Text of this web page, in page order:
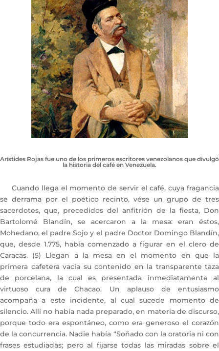
Arístides Rojas fue uno de los primeros escritores venezolanos que divulgó
la historia del café en Venezuela.
Cuando llega el momento de servir el café, cuya fragancia
se derrama por el poético recinto, vése un grupo de tres
sacerdotes, que, precedidos del anfitrión de la fiesta, Don
Bartolomé Blandín, se acercaron a la mesa: eran éstos,
Mohedano, el padre Sojo y el padre Doctor Domingo Blandín,
que, desde 1.775, había comenzado a figurar en el clero de
Caracas. (5) Llegan a la mesa en el momento en que la
primera cafetera vacía su contenido en la transparente taza
de porcelana, la cual es presentada inmediatamente al
virtuoso cura de Chacao. Un aplauso de entusiasmo
acompaña a este incidente, al cual sucede momento de
silencio. Allí no había nada preparado, en materia de discurso,
porque todo era espontáneo, como era generoso el corazón
de la concurrencia. Nadie había “Soñado con la oratoria ni con
frases estudiadas; pero al fijarse todas las miradas sobre el